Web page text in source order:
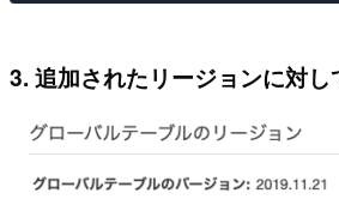
3. 追加されたリージョンに対し